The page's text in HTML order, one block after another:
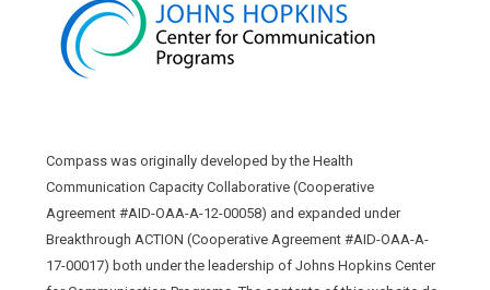
Compass was originally developed by the Health
Communication Capacity Collaborative (Cooperative
Agreement #AID-OAA-A-12-00058) and expanded under
Breakthrough ACTION (Cooperative Agreement #AID-OAA-A-
17-00017) both under the leadership of Johns Hopkins Center